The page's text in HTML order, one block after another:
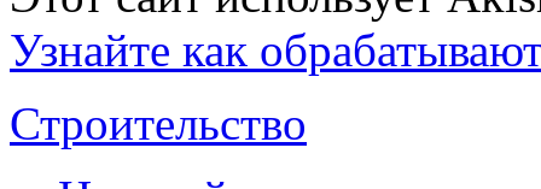
Узнайте как
Строительство